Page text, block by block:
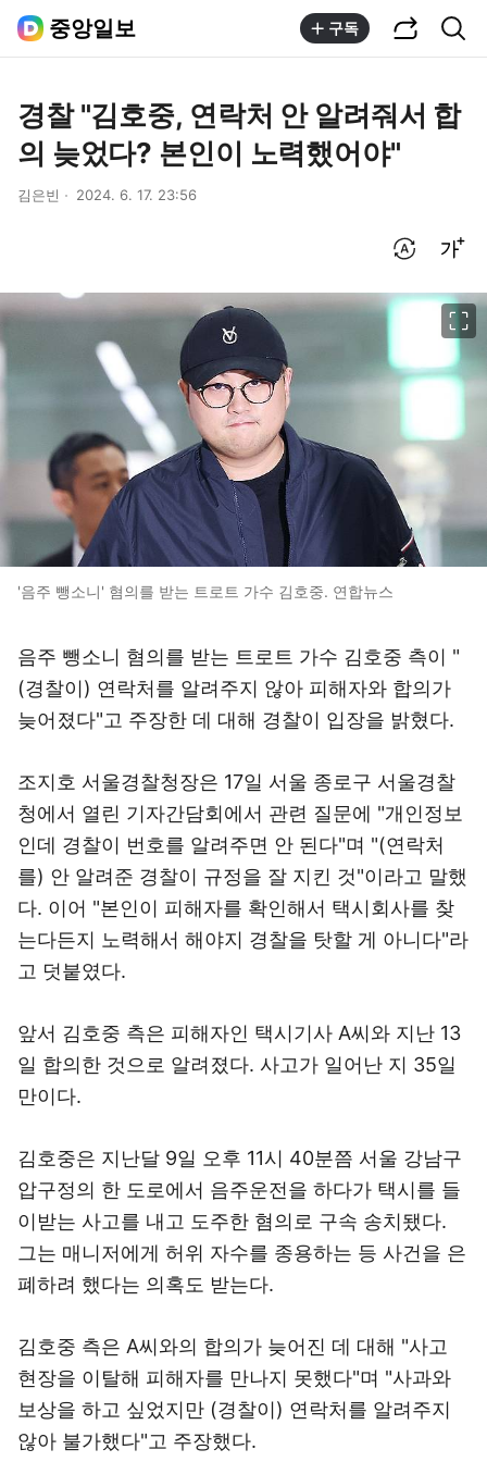
중앙일보 구독
경찰 "김호중, 연락처 안 알려줘서 합
의 늦었다? 본인이 노력했어야"
김은빈 2024. 6. 17. 23:56
'음주 뺑소니' 혐의를 받는 트로트 가수 김호중. 연합뉴스
음주 뺑소니 혐의를 받는 트로트 가수 김호중 측이 "
(경찰이) 연락처를 알려주지 않아 피해자와 합의가
늦어졌다"고 주장한 데 대해 경찰이 입장을 밝혔다.
조지호 서울경찰청장은 17일 서울 종로구 서울경찰
청에서 열린 기자간담회에서 관련 질문에 "개인정보
인데 경찰이 번호를 알려주면 안 된다"며 "(연락처
를) 안 알려준 경찰이 규정을 잘 지킨 것"이라고 말했
다. 이어 "본인이 피해자를 확인해서 택시회사를 찾
는다든지 노력해서 해야지 경찰을 탓할 게 아니다"라
고 덧붙였다.
앞서 김호중 측은 피해자인 택시기사 A씨와 지난 13
일 합의한 것으로 알려졌다. 사고가 일어난 지 35일
만이다.
김호중은 지난달 9일 오후 11시 40분쯤 서울 강남구
압구정의 한 도로에서 음주운전을 하다가 택시를 들
이받는 사고를 내고 도주한 혐의로 구속 송치됐다.
그는 매니저에게 허위 자수를 종용하는 등 사건을 은
폐하려 했다는 의혹도 받는다.
김호중 측은 A씨와의 합의가 늦어진 데 대해 "사고
현장을 이탈해 피해자를 만나지 못했다"며 "사과와
보상을 하고 싶었지만 (경찰이) 연락처를 알려주지
않아 불가했다"고 주장했다.